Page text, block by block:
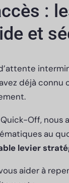
:
et
déjà connu
Off, nous
au
levier
aider à